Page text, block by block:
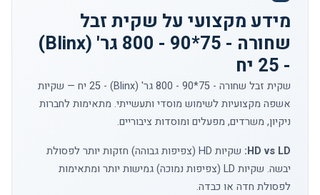
מידע מקצועי על שקית זבל
שחורה - 75*90 - 800 גר' (Blinx)
- 25 יח
שקית זבל שחורה - 75*90 - 800 גר' (Blinx) - 25 יח — שקיות
אשפה מקצועיות לשימוש מוסדי ותעשייתי. מתאימות לחברות
ניקיון, משרדים, מפעלים ומוסדות ציבוריים.
HD vs LD:
שקיות HD (צפיפות גבוהה) חזקות יותר לפסולת
יבשה. שקיות LD (צפיפות נמוכה) גמישות יותר ומתאימות
לפסולת חדה או כבדה.